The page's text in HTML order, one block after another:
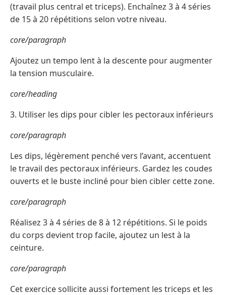
(travail plus central et triceps). Enchaînez 3 à 4 séries
de 15 à 20 répétitions selon votre niveau.
core/paragraph
Ajoutez un tempo lent à la descente pour augmenter
la tension musculaire.
core/heading
3. Utiliser les dips pour cibler les pectoraux inférieurs
core/paragraph
Les dips, légèrement penché vers l’avant, accentuent
le travail des pectoraux inférieurs. Gardez les coudes
ouverts et le buste incliné pour bien cibler cette zone.
core/paragraph
Réalisez 3 à 4 séries de 8 à 12 répétitions. Si le poids
du corps devient trop facile, ajoutez un lest à la
ceinture.
core/paragraph
Cet exercice sollicite aussi fortement les triceps et les